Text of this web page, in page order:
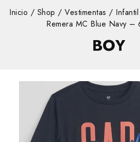
Inicio / Shop / Vestimentas /
Remera MC Blue Navy –
BOY